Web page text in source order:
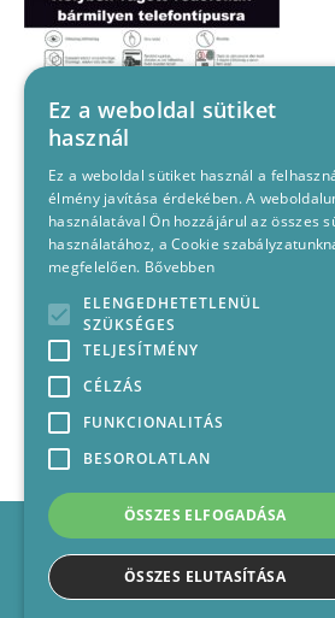
Impresszum
Médiajánlat
Felhasználási
Ez a weboldal sütiket
használ
Ez a weboldal sütiket használ a
élmény javítása érdekében. A
használatával Ön hozzájárul az összes
használatához, a Cookie
megfelelően. Bővebben
ELENGEDHETETLENÜL
SZÜKSÉGES
TELJESÍTMÉNY
CÉLZÁS
FUNKCIONALITÁS
BESOROLATLAN
ÖSSZES ELFOGADÁSA
ÖSSZES ELUTASÍTÁSA